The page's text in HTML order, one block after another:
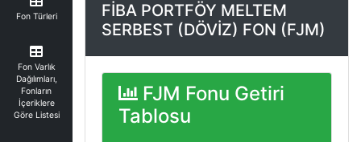
Fon Türleri
Fon Varlık
Dağılımları,
Fonların
İçeriklere
Göre Listesi
FİBA PORTFÖY MELTEM
SERBEST (DÖVİZ) FON (FJM)
FJM Fonu Getiri
Tablosu